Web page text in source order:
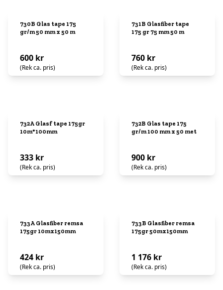
730B Glas tape 175
gr/m 50 mm x 50 m
600 kr
(Rek ca. pris)
731B Glasfiber tape
175 gr 75 mm 50 m
760 kr
(Rek ca. pris)
732A Glasf tape 175gr
10m*100mm
333 kr
(Rek ca. pris)
732B Glas tape 175
gr/m 100 mm x 50 met
900 kr
(Rek ca. pris)
733A Glasfiber remsa
175gr 10mx150mm
424 kr
(Rek ca. pris)
733B Glasfiber remsa
175gr 50mx150mm
1 176 kr
(Rek ca. pris)